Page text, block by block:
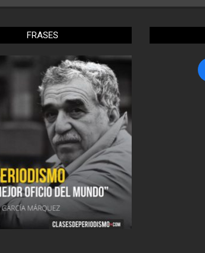
FRASES